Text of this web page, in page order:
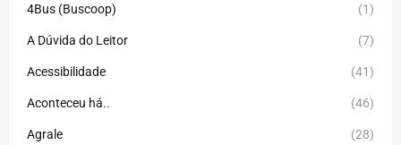
4Bus (Buscoop) (1)
A Dúvida do Leitor (7)
Acessibilidade (41)
Aconteceu há.. (46)
Agrale (28)